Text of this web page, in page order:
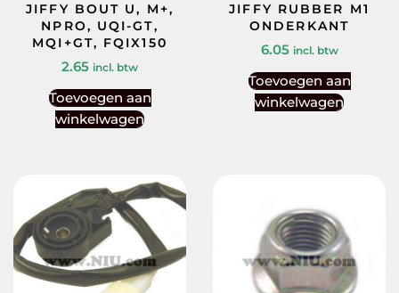
JIFFY BOUT U, M+,
NPRO, UQI-GT,
MQI+GT, FQIX150
2.65 incl. btw
Toevoegen aan
winkelwagen
JIFFY RUBBER M1
ONDERKANT
6.05 incl. btw
Toevoegen aan
winkelwagen